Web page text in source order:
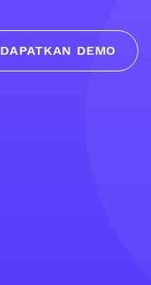
DAPATKAN DEMO